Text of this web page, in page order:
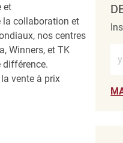
et
la collaboration et
nos centres
Winners, et TK
différence.
vente à prix